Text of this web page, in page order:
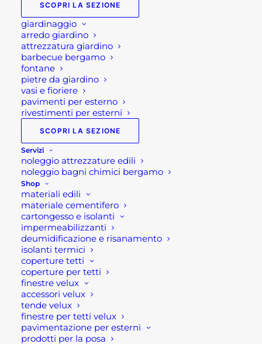
SCOPRI LA SEZIONE
giardinaggio
arredo giardino
attrezzatura giardino
barbecue bergamo
fontane
pietre da giardino
vasi e fioriere
pavimenti per esterno
rivestimenti per esterni
SCOPRI LA SEZIONE
Servizi
noleggio attrezzature edili
noleggio bagni chimici bergamo
Shop
materiali edili
materiale cementifero
cartongesso e isolanti
impermeabilizzanti
deumidificazione e risanamento
isolanti termici
coperture tetti
coperture per tetti
finestre velux
accessori velux
tende velux
finestre per tetti velux
pavimentazione per esterni
prodotti per la posa
SEGA DA BANCO PER
LEGNO BSL 315/350
1.125,00€
Sega da banco per legno
BSL 315/350
Segatrice a banco per legno MAKER serie
BSL315/350 trasmissione a cinghia, per il massimo
rendimento del motore in servizio continuo. È
robusta, affidabile e sicura. Adatta per il taglio di
legno, truciolare, compensato, tavole da cantiere,
per tutti i lavori di carpenteria e nei laboratori di
falegnameria.
Caratteristiche tecniche: